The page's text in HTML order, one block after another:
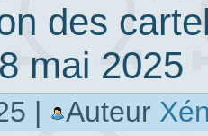
des
mai 2025
| Auteur